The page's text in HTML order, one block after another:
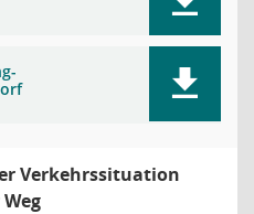
Verkehrssituation